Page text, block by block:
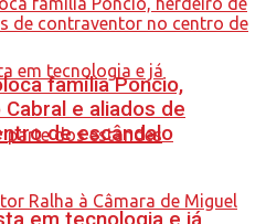
em tecnologia e já
família Poncio,
e aliados de
de escândalo